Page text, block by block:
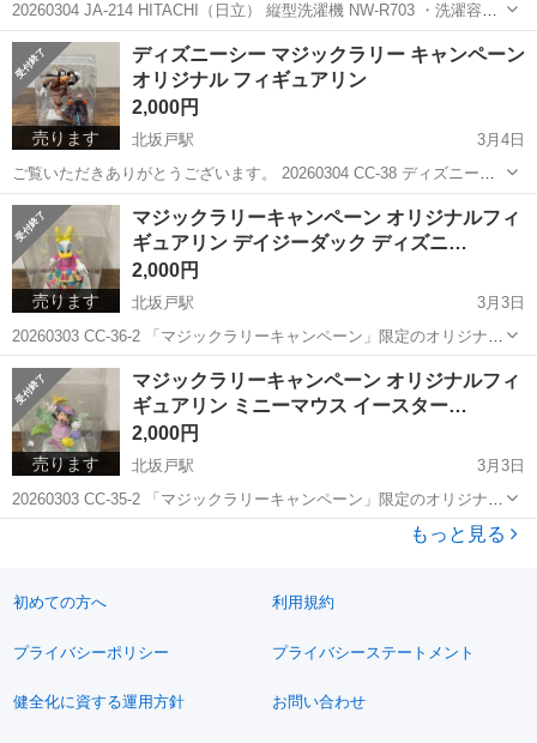
20260304 JA-214 HITACHI（日立） 縦型洗濯機 NW-R703 ・洗濯容
量：7kg ・動作確認済み ・簡易清掃済み ・中古品 通常使用に伴う小
キズやスレはありますが、動作に問題はありません。 まだまだ...
埼玉 坂戸市 北坂戸駅 生活家電 HITACHI
売ります
ディズニーシー マジックラリー キャンペーン
オリジナル フィギュアリン
2,000円
北坂戸駅
3月4日
ご覧いただきありがとうございます。 20260304 CC-38 ディズニーシ
ー マジックラリー オリジナル フィギュアリン キャンペーン 東京ディ
ズニーシー マジックラリーキャンペーンのオリジナルフィギュアリン
です。 ...
埼玉 坂戸市 北坂戸駅 フィギュア
売ります
マジックラリーキャンペーン オリジナルフィ
ギュアリン デイジーダック ディズニ…
2,000円
北坂戸駅
3月3日
20260303 CC-36-2 「マジックラリーキャンペーン」限定のオリジナル
フィギュアリン、デイジーダックです。可愛らしく上品なデザイン
で、デイジーの魅力が丁寧に再現されたディズニーファン必見のコレ
クションアイテムです...
埼玉 坂戸市 北坂戸駅 フィギュア
売ります
マジックラリーキャンペーン オリジナルフィ
ギュアリン ミニーマウス イースター…
2,000円
北坂戸駅
3月3日
20260303 CC-35-2 「マジックラリーキャンペーン」限定のオリジナル
フィギュアリン、ミニーマウス（イースターワンダーランド）です。
春らしい華やかなコスチュームに身を包んだミニーが可愛らしく再現
コスチュームもっと見る
初めての方へ 利用規約
プライバシーポリシー プライバシーステートメント
健全化に資する運用方針 お問い合わせ